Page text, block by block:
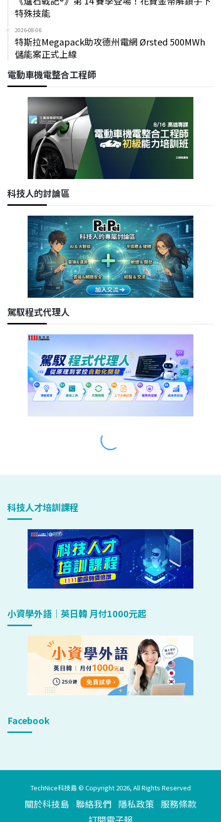
科技人才培訓課程
小資學外語｜英日韓 月付1000元起
Facebook
TechNice科技島 © Copyright 2026, All Rights Reserved
關於科技島 聯絡我們 隱私政策 服務條款
訂閱電子報